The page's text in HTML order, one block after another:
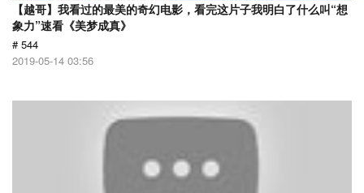
【越哥】我看过的最美的奇幻电影，看完这片子我明白了什么叫“想
象力”速看《美梦成真》
# 544
2019-05-14 03:56